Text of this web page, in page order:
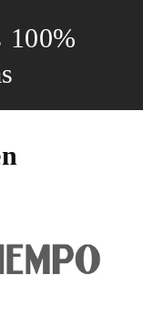
100%